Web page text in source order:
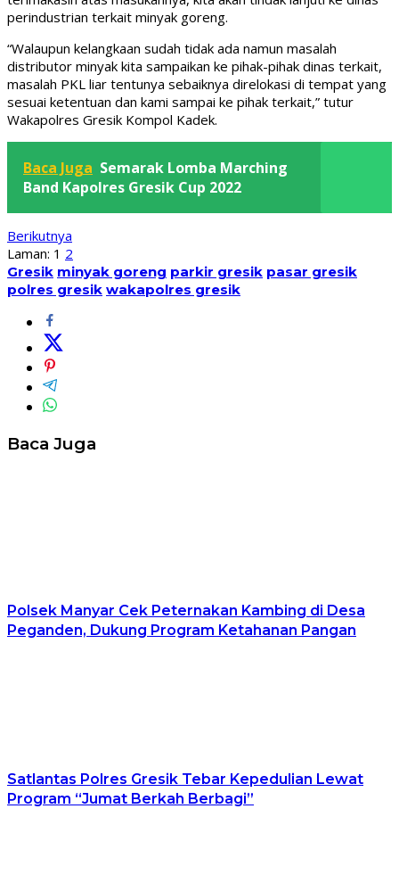
perindustrian terkait minyak goreng.
“Walaupun kelangkaan sudah tidak ada namun masalah
distributor minyak kita sampaikan ke pihak-pihak dinas terkait,
masalah PKL liar tentunya sebaiknya direlokasi di tempat yang
sesuai ketentuan dan kami sampai ke pihak terkait,” tutur
Wakapolres Gresik Kompol Kadek.
Baca Juga Semarak Lomba Marching
Band Kapolres Gresik Cup 2022
Berikutnya
Laman: 1 2
Gresik minyak goreng parkir gresik pasar gresik
polres gresik wakapolres gresik
Baca Juga
Polsek Manyar Cek Peternakan Kambing di Desa
Peganden, Dukung Program Ketahanan Pangan
Satlantas Polres Gresik Tebar Kepedulian Lewat
Program “Jumat Berkah Berbagi”